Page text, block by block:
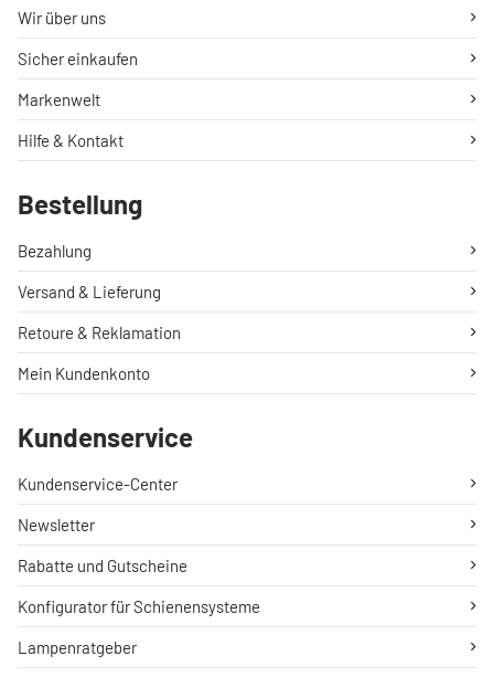
Wir über uns
Sicher einkaufen
Markenwelt
Hilfe & Kontakt
Bestellung
Bezahlung
Versand & Lieferung
Retoure & Reklamation
Mein Kundenkonto
Kundenservice
Kundenservice-Center
Newsletter
Rabatte und Gutscheine
Konfigurator für Schienensysteme
Lampenratgeber